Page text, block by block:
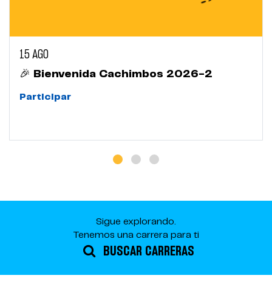
15 AGO
🎉 Bienvenida Cachimbos 2026-2
Participar
Sigue explorando.
Tenemos una carrera para ti
BUSCAR CARRERAS